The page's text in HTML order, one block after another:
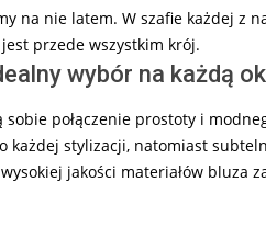
na nie latem. W szafie każdej z
przede wszystkim krój.
wybór na każdą
połączenie prostoty i
każdej stylizacji, natomiast
jakości materiałów bluza